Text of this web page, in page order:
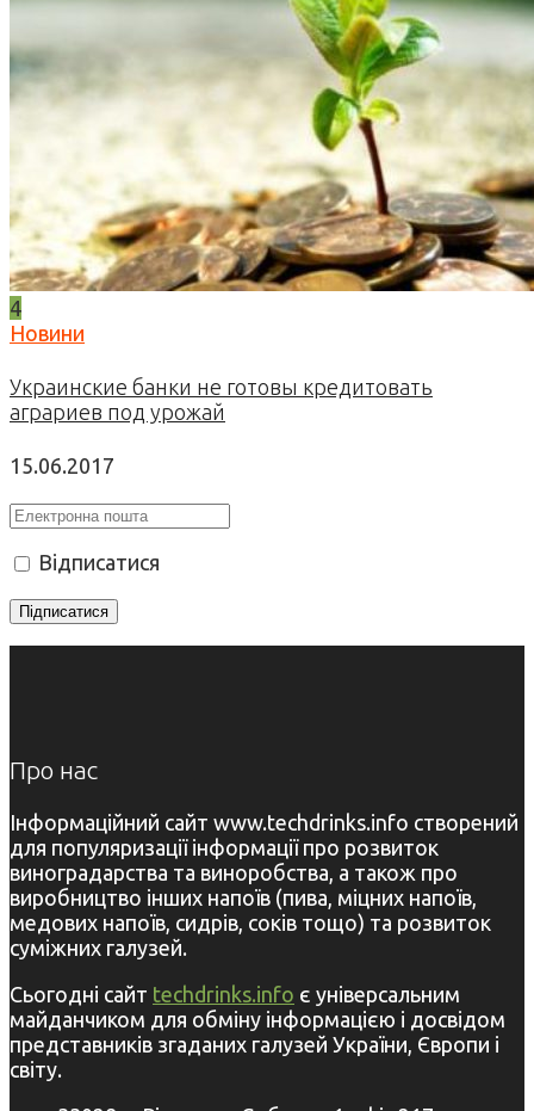
4
Новини
Украинские банки не готовы кредитовать
аграриев под урожай
15.06.2017
Відписатися
Про нас
Інформаційний сайт www.techdrinks.info створений
для популяризації інформації про розвиток
виноградарства та виноробства, а також про
виробництво інших напоїв (пива, міцних напоїв,
медових напоїв, сидрів, соків тощо) та розвиток
суміжних галузей.
Сьогодні сайт techdrinks.info є універсальним
майданчиком для обміну інформацією і досвідом
представників згаданих галузей України, Європи і
світу.